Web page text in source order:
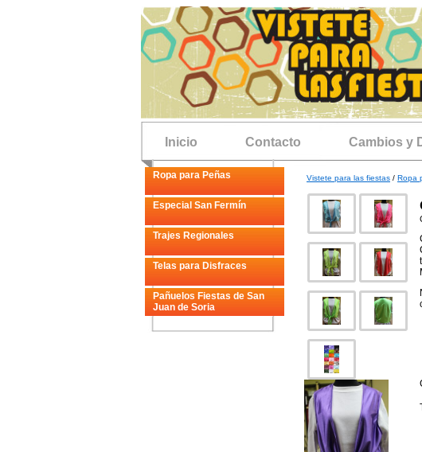
Inicio Contacto Cambios y
Ropa para Peñas
Especial San Fermín
Trajes Regionales
Telas para Disfraces
Pañuelos Fiestas de San
Juan de Soria
Vistete para las fiestas / Ropa